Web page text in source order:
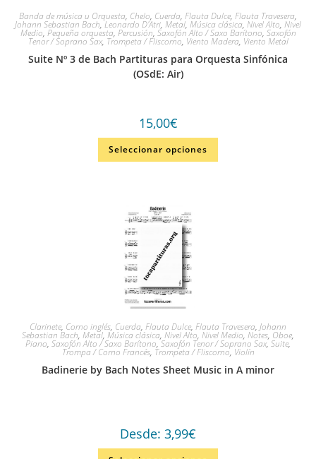
Banda de música u Orquesta, Chelo, Cuerda, Flauta Dulce, Flauta Travesera,
Johann Sebastian Bach,Leonardo D'Atri, Metal, Música clásica, Nivel Alto, Nivel
Medio, Pequeña orquesta, Percusión, Saxofón Alto / Saxo Barítono, Saxofón
Tenor / Soprano Sax, Trompeta / Fliscorno, Viento Madera, Viento Metal
Suite Nº 3 de Bach Partituras para Orquesta Sinfónica
(OSdE: Air)
15,00€
Seleccionar opciones
Clarinete, Corno inglés, Cuerda, Flauta Dulce, Flauta Travesera, Johann
Sebastian Bach, Metal, Música clásica, Nivel Alto, Nivel Medio, Notes, Oboe,
Piano, Saxofón Alto / Saxo Barítono,Saxofón Tenor / Soprano Sax,Suite,
Trompa / Corno Francés, Trompeta / Fliscorno, Violín
Badinerie by Bach Notes Sheet Music in A minor
Desde: 3,99€